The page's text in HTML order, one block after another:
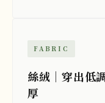
FABRIC
絲絨｜穿出低
厚